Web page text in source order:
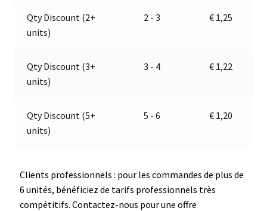
Jokon
024006
Qty Discount (2+
units)
2 - 3 € 1,25
Qty Discount (3+
units)
3 - 4 € 1,22
Qty Discount (5+
units)
5 - 6 € 1,20
Clients professionnels : pour les commandes de plus de
6 unités, bénéficiez de tarifs professionnels très
compétitifs. Contactez-nous pour une offre